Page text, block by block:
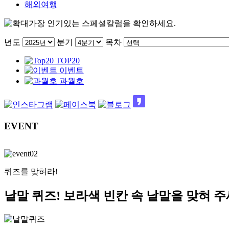
해외여행
가장 인기있는 스페셜칼럼을 확인하세요.
년도 분기 목차
TOP20
이벤트
과월호
EVENT
퀴즈를 맞혀라!
낱말 퀴즈! 보라색 빈칸 속 낱말을 맞혀 주